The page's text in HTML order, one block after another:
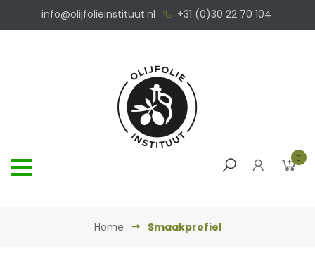
info@olijfolieinstituut.nl +31 (0)30 22 70 104
0
Home Smaakprofiel